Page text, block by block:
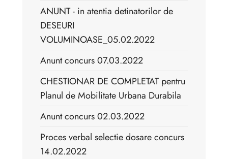
ANUNT - in atentia detinatorilor de
DESEURI
VOLUMINOASE_05.02.2022
Anunt concurs 07.03.2022
CHESTIONAR DE COMPLETAT pentru
Planul de Mobilitate Urbana Durabila
Anunt concurs 02.03.2022
Proces verbal selectie dosare concurs
14.02.2022